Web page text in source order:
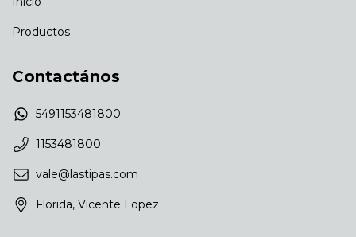
Productos
Contactános
5491153481800
1153481800
vale@lastipas.com
Florida, Vicente Lopez